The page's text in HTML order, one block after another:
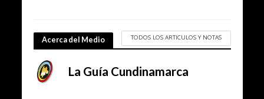
Acerca del Medio TODOS LOS ARTICULOS Y NOTAS
La Guía Cundinamarca